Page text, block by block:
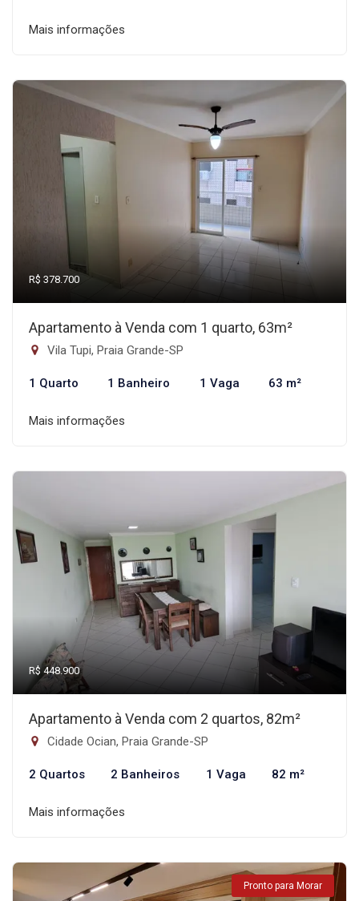
Mais informações
R$ 378.700
Apartamento à Venda com 1 quarto, 63m²
Vila Tupi, Praia Grande-SP
1 Quarto 1 Banheiro 1 Vaga 63 m²
Mais informações
R$ 448.900
Apartamento à Venda com 2 quartos, 82m²
Cidade Ocian, Praia Grande-SP
2 Quartos 2 Banheiros 1 Vaga 82 m²
Mais informações
Pronto para Morar